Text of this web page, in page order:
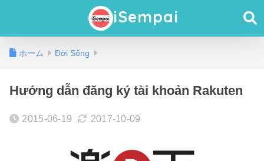
iSempai
ホーム Đời Sống
Hướng dẫn đăng ký tài khoản Rakuten
2015-06-19 2017-10-09